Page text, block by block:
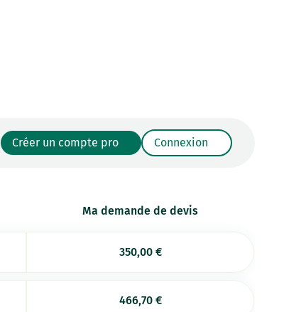
Créer un compte pro Connexion
Ma demande de devis
350,00 €
466,70 €